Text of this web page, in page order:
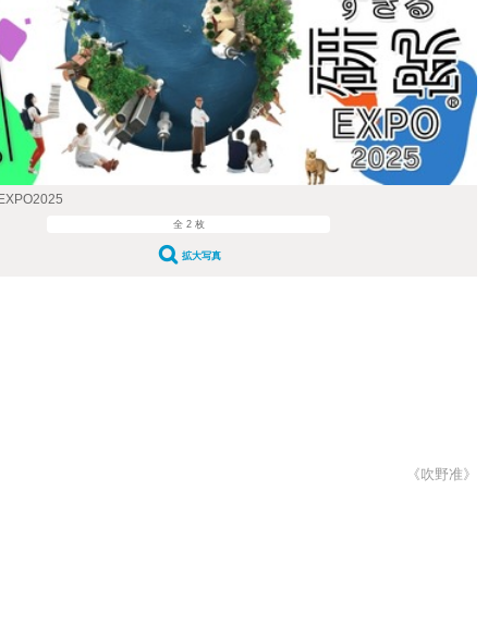
全 2 枚
拡大写真
《吹野准》